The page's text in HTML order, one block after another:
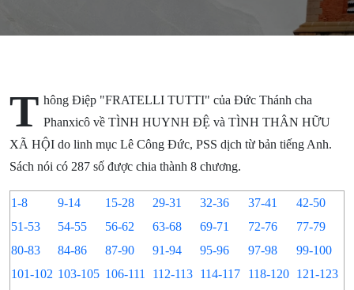
Phanxicô
T hông Điệp "FRATELLI TUTTI" của Đức Thánh cha
Phanxicô về TÌNH HUYNH ĐỆ và TÌNH THÂN HỮU
XÃ HỘI do linh mục Lê Công Đức, PSS dịch từ bản tiếng Anh.
Sách nói có 287 số được chia thành 8 chương.
1-8 9-14 15-28 29-31 32-36 37-41
42-50
51-53
54-55 56-62 63-68 69-71 72-76
77-79
80-83
84-86 87-90 91-94 95-96 97-98
99-100
101-102 103-105 106-111 112-113 114-117 118-120 121-123